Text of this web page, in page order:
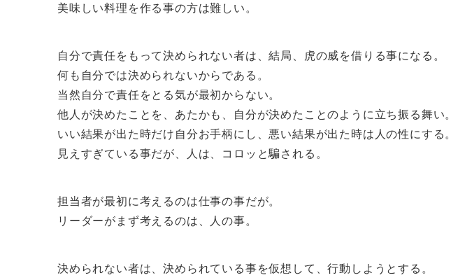
美味しい料理を作る事の方は難しい。
自分で責任をもって決められない者は、結局、虎の威を借りる事になる。
何も自分では決められないからである。
当然自分で責任をとる気が最初からない。
他人が決めたことを、あたかも、自分が決めたことのように立ち振る舞い。
いい結果が出た時だけ自分お手柄にし、悪い結果が出た時は人の性にする。
見えすぎている事だが、人は、コロッと騙される。
担当者が最初に考えるのは仕事の事だが。
リーダーがまず考えるのは、人の事。
決められない者は、決められている事を仮想して、行動しようとする。